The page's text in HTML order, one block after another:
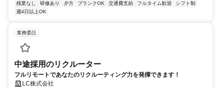
残業なし
研修あり 夕方 ブランクOK 交通費支給 フルタイム歓迎
シフト制
週4日以上OK
業務委託
中途採用のリクルーター
フルリモートであなたのリクルーティング力を発揮できます！
LC株式会社